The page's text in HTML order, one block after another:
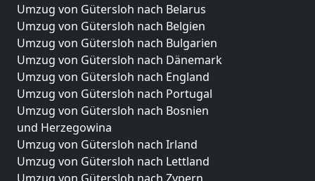
Umzug von Gütersloh nach Belarus
Umzug von Gütersloh nach Belgien
Umzug von Gütersloh nach Bulgarien
Umzug von Gütersloh nach Dänemark
Umzug von Gütersloh nach England
Umzug von Gütersloh nach Portugal
Umzug von Gütersloh nach Bosnien
und Herzegowina
Umzug von Gütersloh nach Irland
Umzug von Gütersloh nach Lettland
Umzug von Gütersloh nach Zypern